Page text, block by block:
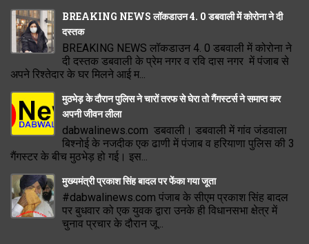
BREAKING NEWS लॉकडाउन 4. 0 डबवाली में कोरोना ने दी
दस्तक
BREAKING NEWS लॉकडाउन 4. 0 डबवाली में कोरोना ने
दी दस्तक डबवाली के प्रेम नगर व रवि दास नगर में पंजाब से
अपने रिश्तेदार के घर मिलने आई म...
मुठभेड़ के दौरान पुलिस ने चारों तरफ से घेरा तो गैंगस्टर्स ने समाप्त कर
अपनी जीवन लीला
dabwalinews.com डबवाली। डबवाली में गांव जंडवाला
बिश्नोई के नजदीक एक ढाणी में पंजाब व हरियाणा पुलिस की 3
गैंगस्टर के बीच मुठभेड़ हो गई। इस...
मुख्यमंत्री प्रकाश सिंह बादल पर फेंका गया जूता
#dabwalinews.com पंजाब के सीएम प्रकाश सिंह बादल
पर बुधवार को एक युवक द्वारा उनके ही विधानसभा क्षेत्र में
चुनाव प्रचार के दौरान जू...